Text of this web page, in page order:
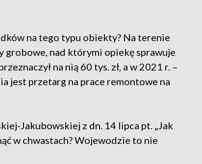
na tego typu obiekty? Na terenie
grobowe, nad którymi opiekę sprawuje
na nią 60 tys. zł, a w 2021 r. –
jest przetarg na prace remontowe na
Jakubowskiej z dn. 14 lipca pt. „Jak
w chwastach? Wojewodzie to nie